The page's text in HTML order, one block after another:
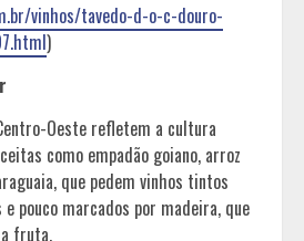
vinhos/tavedo-d-o-c-douro-
)
Oeste refletem a cultura
como empadão goiano, arroz
que pedem vinhos tintos
e pouco marcados por madeira, que
fruta.